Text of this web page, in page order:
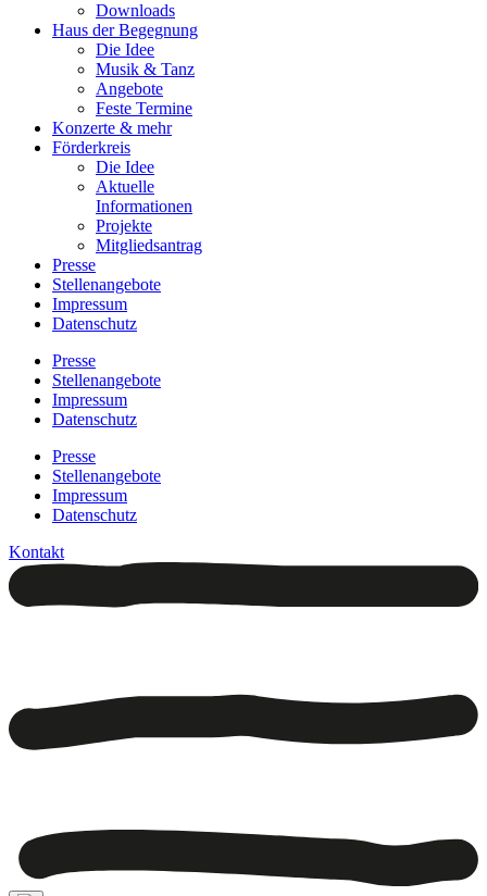
Downloads
Haus der Begegnung
Die Idee
Musik & Tanz
Angebote
Feste Termine
Konzerte & mehr
Förderkreis
Die Idee
Aktuelle
Informationen
Projekte
Mitgliedsantrag
Presse
Stellenangebote
Impressum
Datenschutz
Presse
Stellenangebote
Impressum
Datenschutz
Presse
Stellenangebote
Impressum
Datenschutz
Kontakt